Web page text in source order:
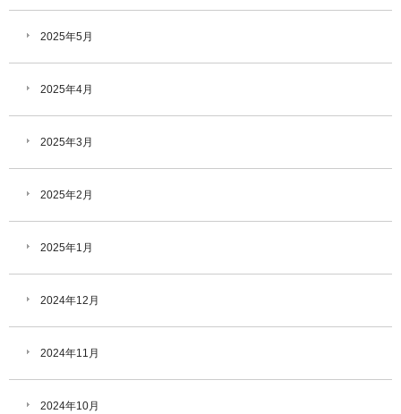
2025年5月
2025年4月
2025年3月
2025年2月
2025年1月
2024年12月
2024年11月
2024年10月